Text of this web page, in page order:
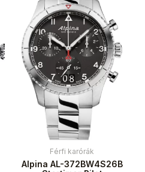
Férfi karórák
Alpina AL-372BW4S26B